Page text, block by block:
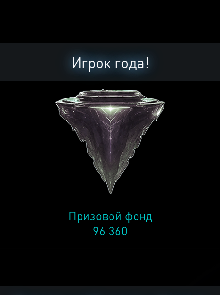
Игрок года!
Призовой фонд
96 360